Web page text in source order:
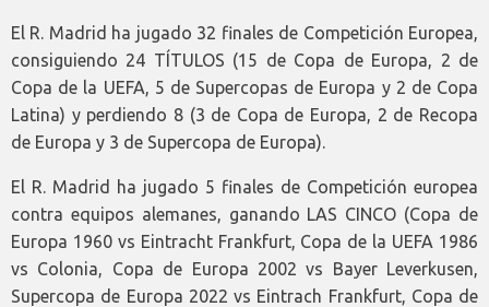
El R. Madrid ha jugado 32 finales de Competición Europea,
consiguiendo 24 TÍTULOS (15 de Copa de Europa, 2 de
Copa de la UEFA, 5 de Supercopas de Europa y 2 de Copa
Latina) y perdiendo 8 (3 de Copa de Europa, 2 de Recopa
de Europa y 3 de Supercopa de Europa).
El R. Madrid ha jugado 5 finales de Competición europea
contra equipos alemanes, ganando LAS CINCO (Copa de
Europa 1960 vs Eintracht Frankfurt, Copa de la UEFA 1986
vs Colonia, Copa de Europa 2002 vs Bayer Leverkusen,
Supercopa de Europa 2022 vs Eintrach Frankfurt, Copa de